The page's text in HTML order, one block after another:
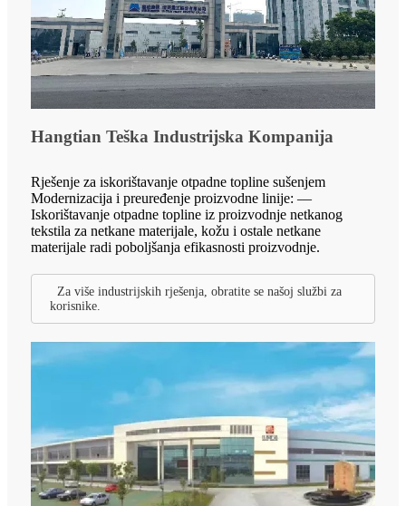
Hangtian Teška Industrijska Kompanija
Rješenje za iskorištavanje otpadne topline sušenjem
Modernizacija i preuređenje proizvodne linije: —
Iskorištavanje otpadne topline iz proizvodnje netkanog
tekstila za netkane materijale, kožu i ostale netkane
materijale radi poboljšanja efikasnosti proizvodnje.
Za više industrijskih rješenja, obratite se našoj službi za
korisnike.